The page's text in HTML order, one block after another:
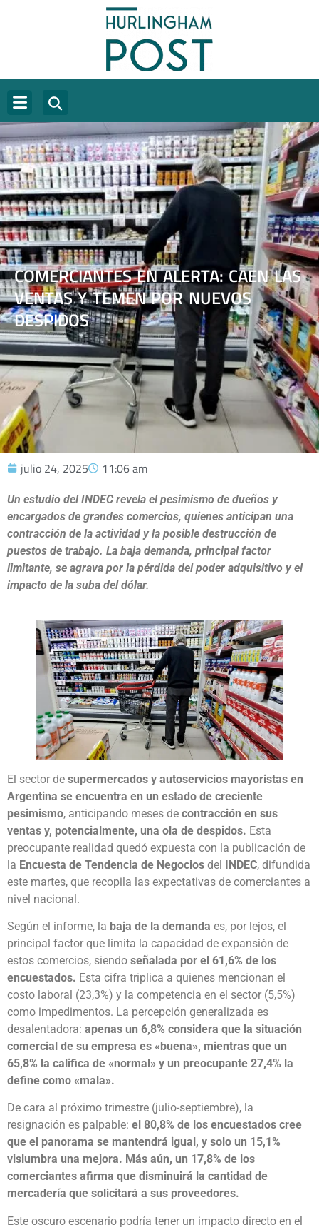
COMERCIANTES EN ALERTA: CAEN LAS
VENTAS Y TEMEN POR NUEVOS
DESPIDOS
julio 24, 2025 11:06 am
Un estudio del INDEC revela el pesimismo de dueños y
encargados de grandes comercios, quienes anticipan una
contracción de la actividad y la posible destrucción de
puestos de trabajo. La baja demanda, principal factor
limitante, se agrava por la pérdida del poder adquisitivo y el
impacto de la suba del dólar.
El sector de supermercados y autoservicios mayoristas en
Argentina se encuentra en un estado de creciente
pesimismo, anticipando meses de contracción en sus
ventas y, potencialmente, una ola de despidos. Esta
preocupante realidad quedó expuesta con la publicación de
la Encuesta de Tendencia de Negocios del INDEC, difundida
este martes, que recopila las expectativas de comerciantes a
nivel nacional.
Según el informe, la baja de la demanda es, por lejos, el
principal factor que limita la capacidad de expansión de
estos comercios, siendo señalada por el 61,6% de los
encuestados. Esta cifra triplica a quienes mencionan el
costo laboral (23,3%) y la competencia en el sector (5,5%)
como impedimentos. La percepción generalizada es
desalentadora: apenas un 6,8% considera que la situación
comercial de su empresa es «buena», mientras que un
65,8% la califica de «normal» y un preocupante 27,4% la
define como «mala».
De cara al próximo trimestre (julio-septiembre), la
resignación es palpable: el 80,8% de los encuestados cree
que el panorama se mantendrá igual, y solo un 15,1%
vislumbra una mejora. Más aún, un 17,8% de los
comerciantes afirma que disminuirá la cantidad de
mercadería que solicitará a sus proveedores.
Este oscuro escenario podría tener un impacto directo en el